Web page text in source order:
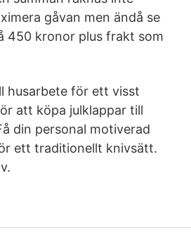
gåvan men ändå se
450 kronor plus frakt som
husarbete för ett visst
att köpa julklappar till
din personal motiverad
ett traditionellt knivsätt.